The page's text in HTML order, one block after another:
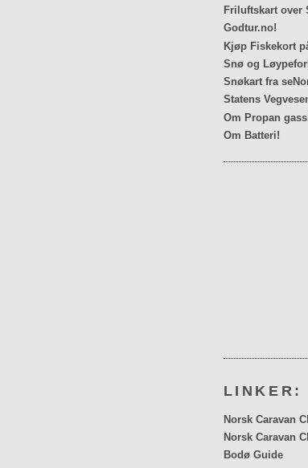
Friluftskart over
Godtur.no!
Kjøp Fiskekort
Snø og
Snøkart fra
Statens
Om Propan
Om Batteri!
LINKER:
Norsk Caravan
Norsk Caravan
Bodø Guide